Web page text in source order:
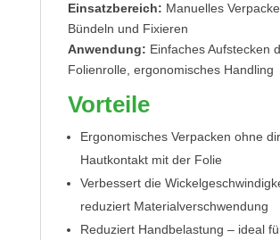
Einsatzbereich: Manuelles
Bündeln und Fixieren
Anwendung: Einfaches Aufstecken
Folienrolle, ergonomisches Handling
Vorteile
Ergonomisches Verpacken ohne
Hautkontakt mit der Folie
Verbessert die
reduziert Materialverschwendung
Reduziert Handbelastung – ideal